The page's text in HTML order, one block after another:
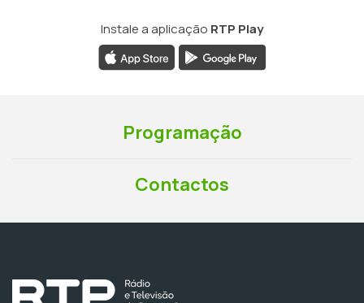
Instale a aplicação RTP Play
Programação
Contactos